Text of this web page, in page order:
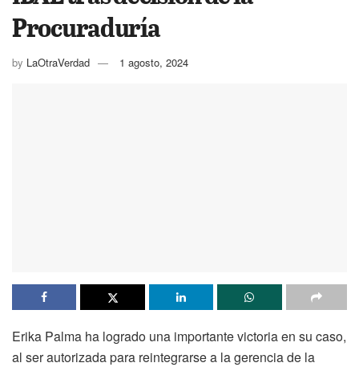
Procuraduría
by LaOtraVerdad 1 agosto, 2024
Erika Palma ha logrado una importante victoria en su caso,
al ser autorizada para reintegrarse a la gerencia de la